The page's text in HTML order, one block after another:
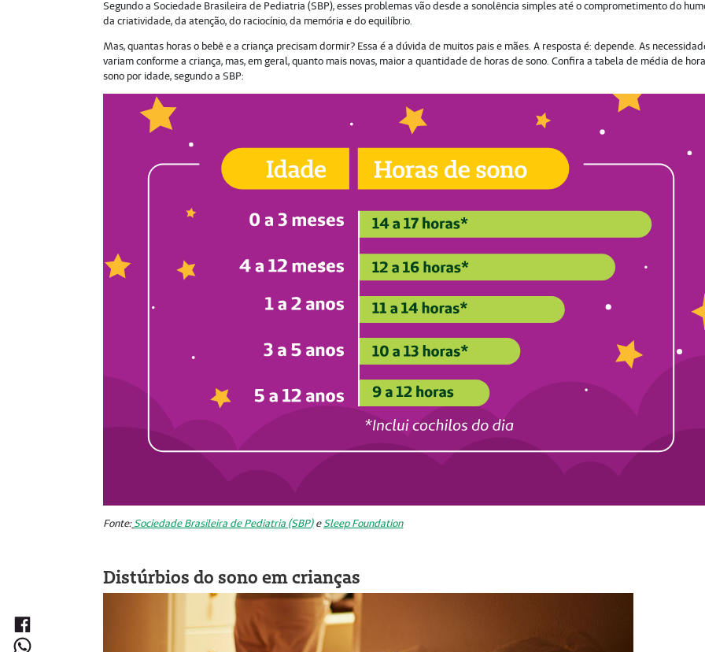
Segundo a Sociedade Brasileira de Pediatria (SBP), esses problemas vão desde a sonolência simples até o comprometimento do
da criatividade, da atenção, do raciocínio, da memória e do equilíbrio.
Mas, quantas horas o bebê e a criança precisam dormir? Essa é a dúvida de muitos pais e mães. A resposta é: depende. As
variam conforme a criança, mas, em geral, quanto mais novas, maior a quantidade de horas de sono. Confira a tabela de média de
sono por idade, segundo a SBP:
Fonte: Sociedade Brasileira de Pediatria (SBP)e Sleep Foundation
Distúrbios do sono em crianças